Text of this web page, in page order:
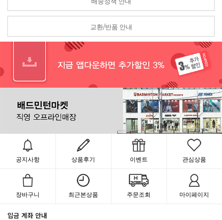
교환/반품 안내
공지사항 상품후기 이벤트 관심상품
장바구니 최근본상품 주문조회 마이페이지
입금 계좌 안내